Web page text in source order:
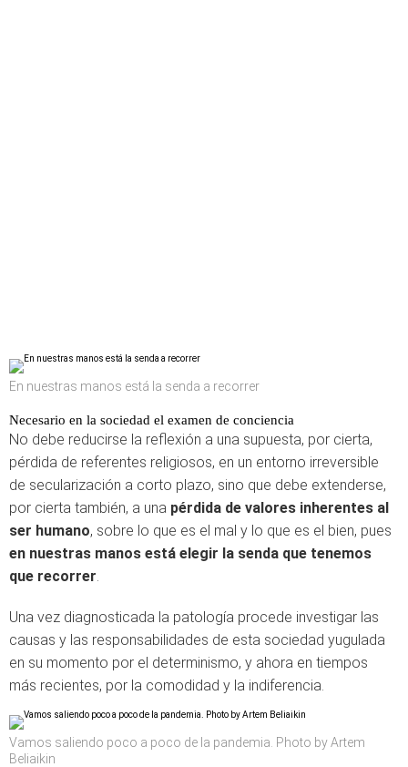
En nuestras manos está la senda a recorrer
Necesario en la sociedad el examen de conciencia
No debe reducirse la reflexión a una supuesta, por cierta,
pérdida de referentes religiosos, en un entorno irreversible
de secularización a corto plazo, sino que debe extenderse,
por cierta también, a una pérdida de valores inherentes al
ser humano, sobre lo que es el mal y lo que es el bien, pues
en nuestras manos está elegir la senda que tenemos
que recorrer.
Una vez diagnosticada la patología procede investigar las
causas y las responsabilidades de esta sociedad yugulada
en su momento por el determinismo, y ahora en tiempos
más recientes, por la comodidad y la indiferencia.
Vamos saliendo poco a poco de la pandemia. Photo by Artem
Beliaikin